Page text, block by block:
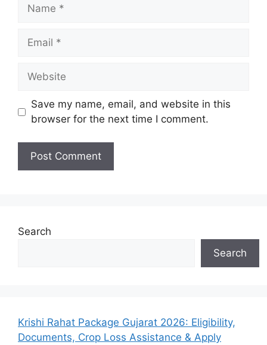
Email
Website
Save my name, email, and website in this
browser for the next time I comment.
Search
Search
Krishi Rahat Package Gujarat 2026: Eligibility,
Documents, Crop Loss Assistance & Apply